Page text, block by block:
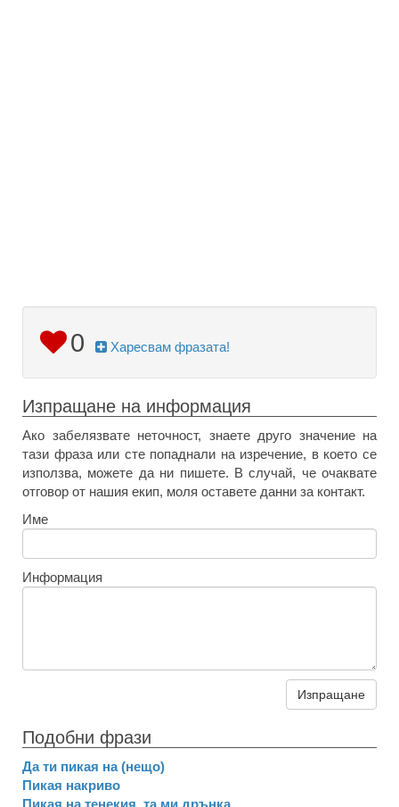
0 Харесвам фразата!
Изпращане на информация
Ако забелязвате неточност, знаете друго значение на
тази фраза или сте попаднали на изречение, в което се
използва, можете да ни пишете. В случай, че очаквате
отговор от нашия екип, моля оставете данни за контакт.
Име
Информация
Изпращане
Подобни фрази
Да ти пикая на (нещо)
Пикая накриво
Пикая на тенекия, та ми дрънка